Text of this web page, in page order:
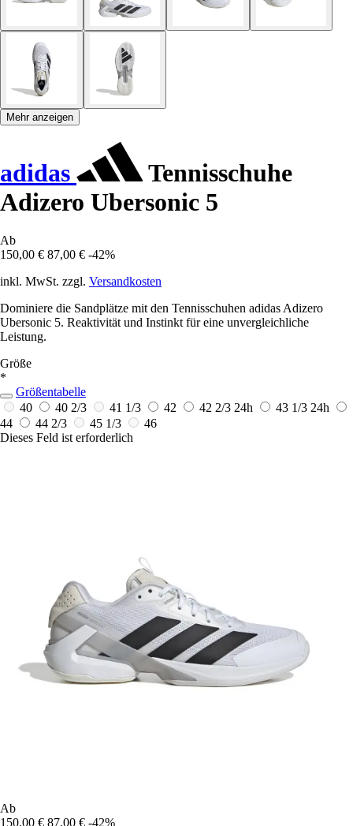
Mehr anzeigen
adidas
Tennisschuhe
Adizero Ubersonic 5
Ab
150,00 € 87,00 € -42%
inkl. MwSt. zzgl. Versandkosten
Dominiere die Sandplätze mit den Tennisschuhen adidas Adizero
Ubersonic 5. Reaktivität und Instinkt für eine unvergleichliche
Leistung.
Größe
*
Größentabelle
40
40 2/3 41 1/3 42 42 2/3 24h 43 1/3 24h
44
44 2/3 45 1/3
46
Dieses Feld ist erforderlich
Ab
150,00 € 87,00 € -42%